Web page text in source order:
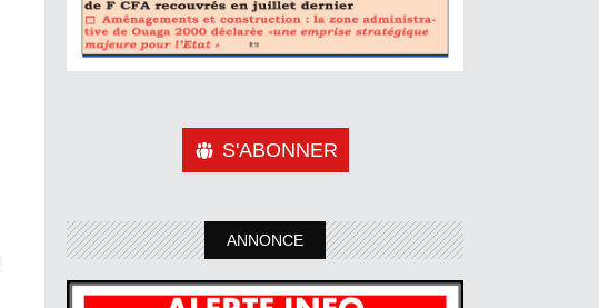
S'ABONNER
ANNONCE